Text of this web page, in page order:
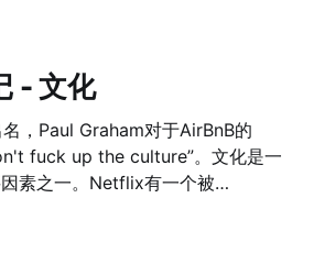
的时候家长会补偿孩子别的礼物；
诺，依旧会为孩子购买承诺过的礼
物。销量立即double。 [产品技巧]一致承诺还被现在的
个表述都散发着LinkedIn的
面在描述： 1. Mission vs
分出Misson和Vission。一个好的
量化的，而一个好的Vission应该是
Aspiration is critical
- 文化
，Paul Graham对于AirBnB的
fuck up the culture”。文化是一
素之一。Netflix有一个被